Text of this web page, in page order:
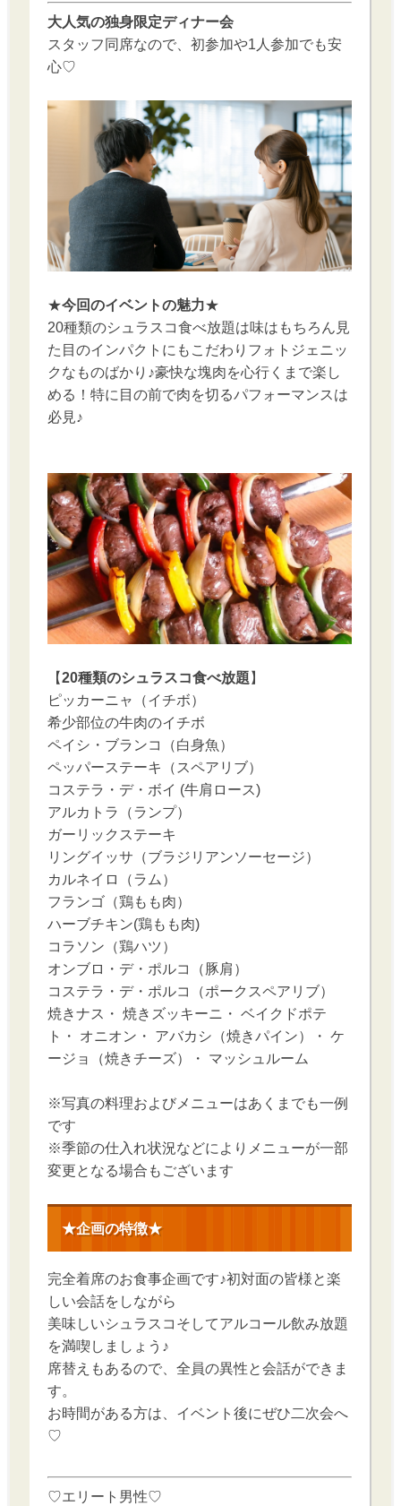
大人気の独身限定ディナー会
スタッフ同席なので、初参加や1人参加でも安
心♡
★今回のイベントの魅力★
20種類のシュラスコ食べ放題は味はもちろん見
た目のインパクトにもこだわりフォトジェニッ
クなものばかり♪豪快な塊肉を心行くまで楽し
める！特に目の前で肉を切るパフォーマンスは
必見♪
【20種類のシュラスコ食べ放題 】
ピッカーニャ（イチボ）
希少部位の牛肉のイチボ
ペイシ・ブランコ（白身魚）
ペッパーステーキ（スペアリブ）
コステラ・デ・ボイ (牛肩ロース)
アルカトラ（ランプ）
ガーリックステーキ
リングイッサ（ブラジリアンソーセージ）
カルネイロ（ラム）
フランゴ（鶏もも肉）
ハーブチキン(鶏もも肉)
コラソン（鶏ハツ）
オンブロ・デ・ポルコ（豚肩）
コステラ・デ・ポルコ（ポークスペアリブ）
焼きナス・ 焼きズッキーニ・ ベイクドポテ
ト・ オニオン・ アバカシ（焼きパイン）・ ケ
ージョ（焼きチーズ）・ マッシュルーム
※写真の料理およびメニューはあくまでも一例
です
※季節の仕入れ状況などによりメニューが一部
変更となる場合もございます
★企画の特徴★
完全着席のお食事企画です♪初対面の皆様と楽
しい会話をしながら
美味しいシュラスコそしてアルコール飲み放題
を満喫しましょう♪
席替えもあるので、全員の異性と会話ができま
す。
お時間がある方は、イベント後にぜひ二次会へ
♡
♡エリート男性♡